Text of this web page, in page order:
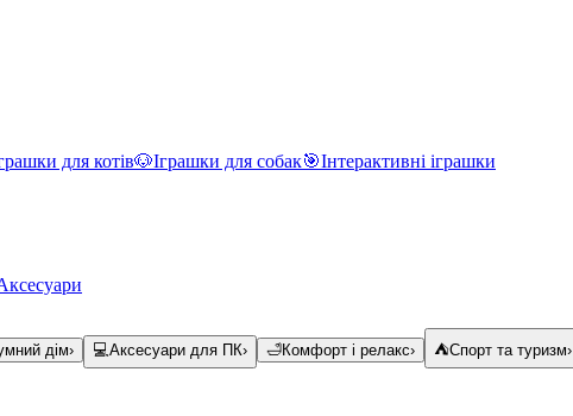
для котів🐶Іграшки для собак🎯Інтерактивні іграшки
дім› 💻Аксесуари для ПК› 🛁Комфорт і релакс› ⛺Спорт та туризм›